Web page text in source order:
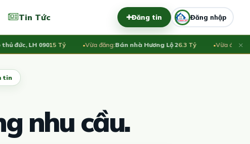
Tin Tức Đăng tin Đăng nhập
LH 09015 Tỷ Vừa đăng: Bán nhà Hương Lộ 26.3 Tỷ Vừa đăng: Bán×
tin
nhu cầu.